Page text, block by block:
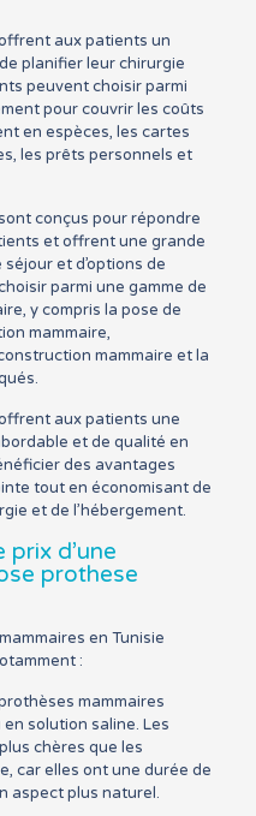
aux patients un
planifier leur chirurgie
peuvent choisir parmi
pour couvrir les coûts
en espèces, les cartes
les prêts personnels et
conçus pour répondre
et offrent une grande
et d’options de
parmi une gamme de
y compris la pose de
mammaire,
mammaire et la
aux patients une
et de qualité en
des avantages
tout en économisant de
et de l’hébergement.
d’une
prothese
en Tunisie
:
mammaires
solution saline. Les
chères que les
car elles ont une durée de
aspect plus naturel.